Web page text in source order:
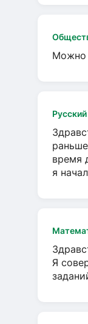
Можно
время
я
Я